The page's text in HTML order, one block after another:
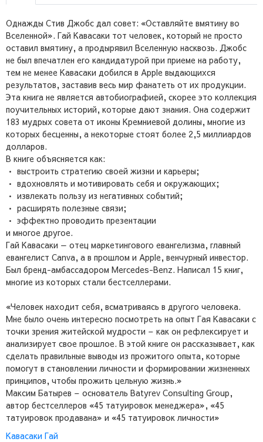
Однажды Стив Джобс дал совет: «Оставляйте вмятину во
Вселенной». Гай Кавасаки тот человек, который не просто
оставил вмятину, а продырявил Вселенную насквозь. Джобс
не был впечатлен его кандидатурой при приеме на работу,
тем не менее Кавасаки добился в Apple выдающихся
результатов, заставив весь мир фанатеть от их продукции.
Эта книга не является автобиографией, скорее это коллекция
поучительных историй, которые дают знания. Она содержит
183 мудрых совета от иконы Кремниевой долины, многие из
которых бесценны, а некоторые стоят более 2,5 миллиардов
долларов.
В книге объясняется как:
• выстроить стратегию своей жизни и карьеры;
• вдохновлять и мотивировать себя и окружающих;
• извлекать пользу из негативных событий;
• расширять полезные связи;
• эффектно проводить презентации
и многое другое.
Гай Кавасаки — отец маркетингового евангелизма, главный
евангелист Canva, а в прошлом и Apple, венчурный инвестор.
Был бренд-амбассадором Mercedes-Benz. Написал 15 книг,
многие из которых стали бестселлерами.
«Человек находит себя, всматриваясь в другого человека.
Мне было очень интересно посмотреть на опыт Гая Кавасаки с
точки зрения житейской мудрости – как он рефлексирует и
анализирует свое прошлое. В этой книге он рассказывает, как
сделать правильные выводы из прожитого опыта, которые
помогут в становлении личности и формировании жизненных
принципов, чтобы прожить цельную жизнь.»
Максим Батырев – основатель Batyrev Consulting Group,
автор бестселлеров «45 татуировок менеджера», «45
татуировок продавана» и «45 татуировок личности»
Кавасаки Гай